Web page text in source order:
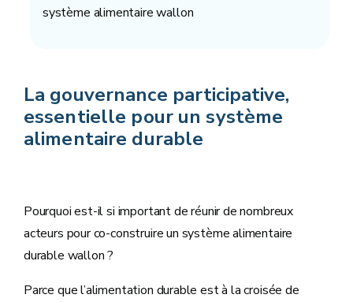
système alimentaire wallon
La gouvernance participative,
essentielle pour un système
alimentaire durable
Pourquoi est-il si important de réunir de nombreux
acteurs pour co-construire un système alimentaire
durable wallon ?
Parce que l’alimentation durable est à la croisée de